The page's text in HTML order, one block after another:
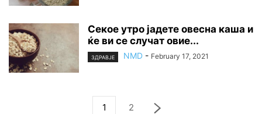
Секое утро јадете овесна каша и
ќе ви се случат овие...
ЗДРАВЈЕ NMD - February 17, 2021
1 2